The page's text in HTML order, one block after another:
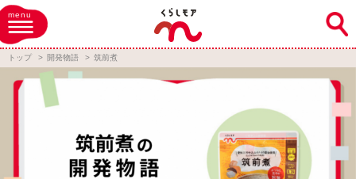
menu
トップ 開発物語 筑前煮